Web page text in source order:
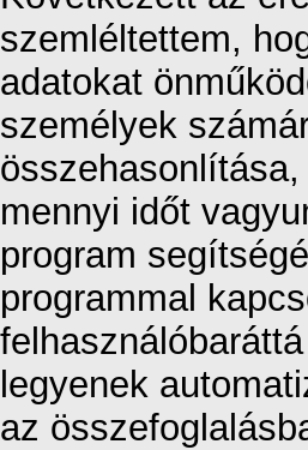
szemléltettem,
adatokat
személyek
mennyi időt
program
programmal
legyenek
az